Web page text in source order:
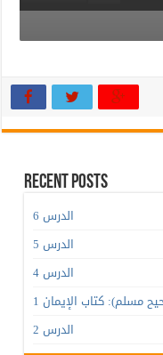
Recent Posts
الدرس 6
الدرس 5
الدرس 4
الدرس 2